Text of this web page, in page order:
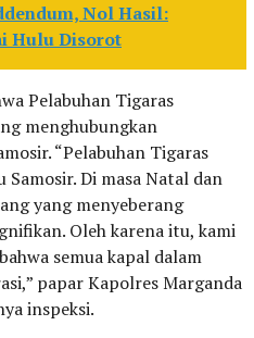
Nol Hasil:
Hulu Disorot
Pelabuhan Tigaras
menghubungkan
“Pelabuhan Tigaras
Di masa Natal dan
yang menyeberang
Oleh karena itu, kami
semua kapal dalam
papar Kapolres Marganda
inspeksi.